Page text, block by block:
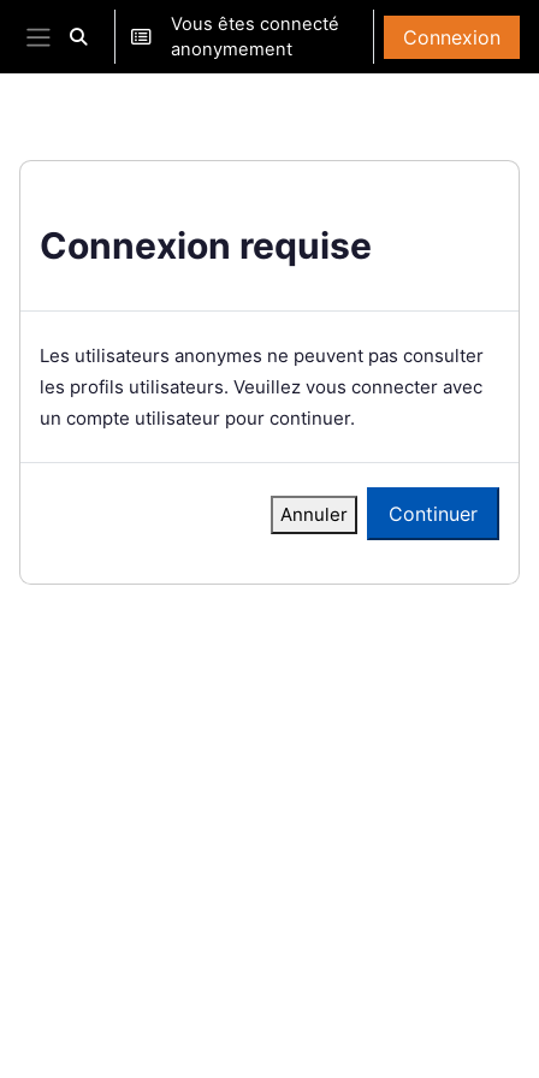
Passer au contenu principal
Panneau latéral
Activer/désactiver la saisie de recherche
Vous êtes connecté
anonymement
Connexion
Connexion requise
Les utilisateurs anonymes ne peuvent pas consulter
les profils utilisateurs. Veuillez vous connecter avec
un compte utilisateur pour continuer.
Annuler Continuer